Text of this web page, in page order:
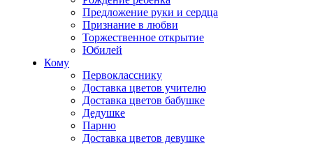
Предложение руки и сердца
Признание в любви
Торжественное открытие
Юбилей
Кому
Первокласснику
Доставка цветов учителю
Доставка цветов бабушке
Дедушке
Парню
Доставка цветов девушке